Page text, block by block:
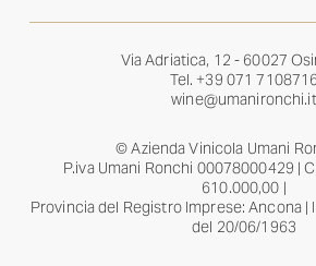
Via Adriatica, 12 - 60027
Tel. +39 071
wine@umanironchi.it
© Azienda Vinicola Umani
P.iva Umani Ronchi 00078000429 |
610.000,00 |
Provincia del Registro Imprese: Ancona |
del 20/06/1963